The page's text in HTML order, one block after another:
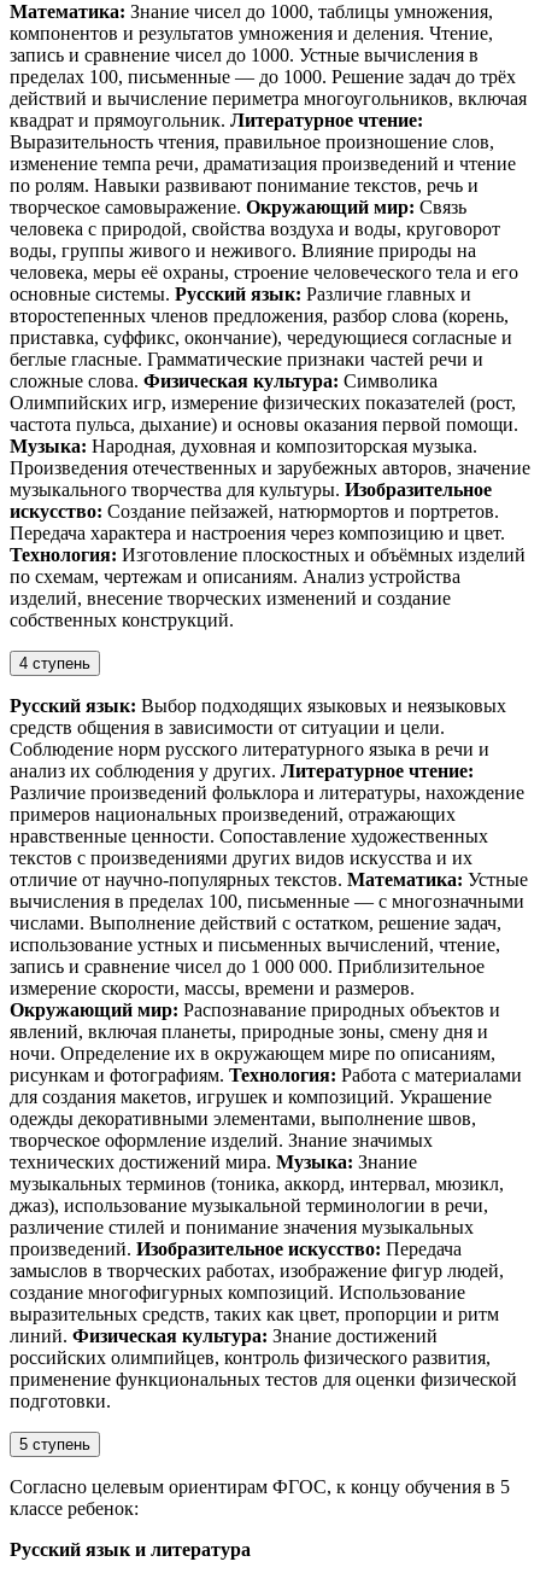
Математика: Знание чисел до 1000, таблицы умножения,
компонентов и результатов умножения и деления. Чтение,
запись и сравнение чисел до 1000. Устные вычисления в
пределах 100, письменные — до 1000. Решение задач до трёх
действий и вычисление периметра многоугольников, включая
квадрат и прямоугольник. Литературное чтение:
Выразительность чтения, правильное произношение слов,
изменение темпа речи, драматизация произведений и чтение
по ролям. Навыки развивают понимание текстов, речь и
творческое самовыражение. Окружающий мир: Связь
человека с природой, свойства воздуха и воды, круговорот
воды, группы живого и неживого. Влияние природы на
человека, меры её охраны, строение человеческого тела и его
основные системы. Русский язык: Различие главных и
второстепенных членов предложения, разбор слова (корень,
приставка, суффикс, окончание), чередующиеся согласные и
беглые гласные. Грамматические признаки частей речи и
сложные слова. Физическая культура: Символика
Олимпийских игр, измерение физических показателей (рост,
частота пульса, дыхание) и основы оказания первой помощи.
Музыка: Народная, духовная и композиторская музыка.
Произведения отечественных и зарубежных авторов, значение
музыкального творчества для культуры. Изобразительное
искусство: Создание пейзажей, натюрмортов и портретов.
Передача характера и настроения через композицию и цвет.
Технология: Изготовление плоскостных и объёмных изделий
по схемам, чертежам и описаниям. Анализ устройства
изделий, внесение творческих изменений и создание
собственных конструкций.
4 ступень
Русский язык: Выбор подходящих языковых и неязыковых
средств общения в зависимости от ситуации и цели.
Соблюдение норм русского литературного языка в речи и
анализ их соблюдения у других. Литературное чтение:
Различие произведений фольклора и литературы, нахождение
примеров национальных произведений, отражающих
нравственные ценности. Сопоставление художественных
текстов с произведениями других видов искусства и их
отличие от научно-популярных текстов. Математика: Устные
вычисления в пределах 100, письменные — с многозначными
числами. Выполнение действий с остатком, решение задач,
использование устных и письменных вычислений, чтение,
запись и сравнение чисел до 1 000 000. Приблизительное
измерение скорости, массы, времени и размеров.
Окружающий мир: Распознавание природных объектов и
явлений, включая планеты, природные зоны, смену дня и
ночи. Определение их в окружающем мире по описаниям,
рисункам и фотографиям. Технология: Работа с материалами
для создания макетов, игрушек и композиций. Украшение
одежды декоративными элементами, выполнение швов,
творческое оформление изделий. Знание значимых
технических достижений мира. Музыка: Знание
музыкальных терминов (тоника, аккорд, интервал, мюзикл,
джаз), использование музыкальной терминологии в речи,
различение стилей и понимание значения музыкальных
произведений. Изобразительное искусство: Передача
замыслов в творческих работах, изображение фигур людей,
создание многофигурных композиций. Использование
выразительных средств, таких как цвет, пропорции и ритм
линий. Физическая культура: Знание достижений
российских олимпийцев, контроль физического развития,
применение функциональных тестов для оценки физической
подготовки.
5 ступень
Согласно целевым ориентирам ФГОС, к концу обучения в 5
классе ребенок:
Русский язык и литература